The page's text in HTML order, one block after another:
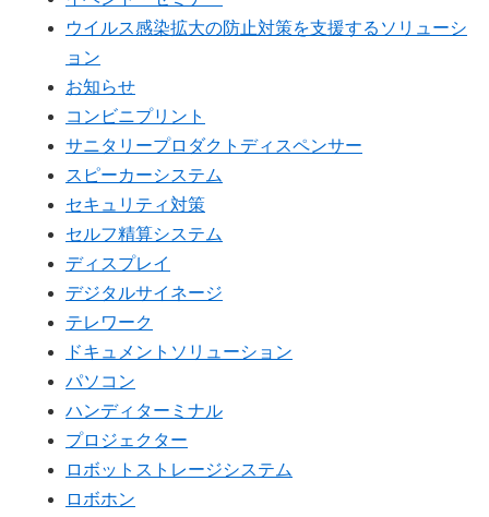
ウイルス感染拡大の防止対策を支援するソリューシ
ョン
お知らせ
コンビニプリント
サニタリープロダクトディスペンサー
スピーカーシステム
セキュリティ対策
セルフ精算システム
ディスプレイ
デジタルサイネージ
テレワーク
ドキュメントソリューション
パソコン
ハンディターミナル
プロジェクター
ロボットストレージシステム
ロボホン